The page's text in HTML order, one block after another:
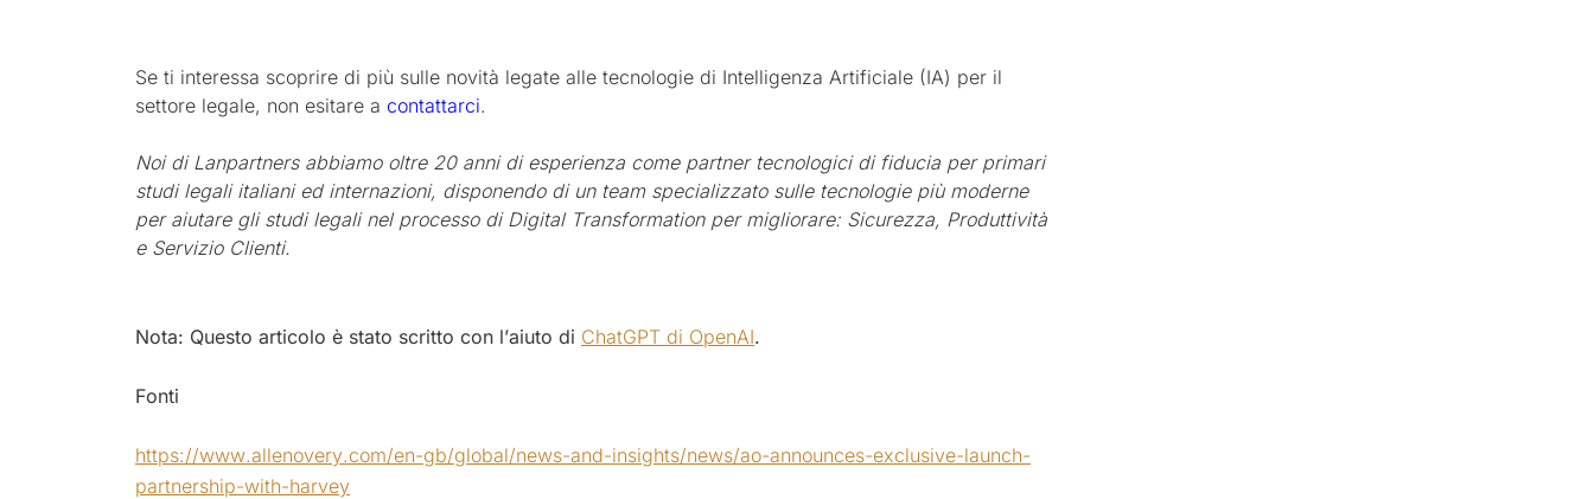
Se ti interessa scoprire di più sulle novità legate alle tecnologie di Intelligenza Artificiale (IA) per il
settore legale, non esitare a contattarci.
Noi di Lanpartners abbiamo oltre 20 anni di esperienza come partner tecnologici di fiducia per primari
studi legali italiani ed internazioni, disponendo di un team specializzato sulle tecnologie più moderne
per aiutare gli studi legali nel processo di Digital Transformation per migliorare: Sicurezza, Produttività
e Servizio Clienti.
Nota: Questo articolo è stato scritto con l’aiuto di ChatGPT di OpenAI.
Fonti
https://www.allenovery.com/en-gb/global/news-and-insights/news/ao-announces-exclusive-launch-
partnership-with-harvey